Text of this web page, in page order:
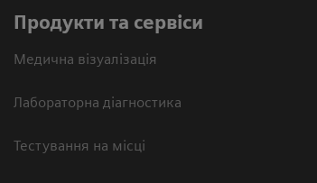
Продукти та сервіси
Медична візуалізація
Лабораторна діагностика
Тестування на місці